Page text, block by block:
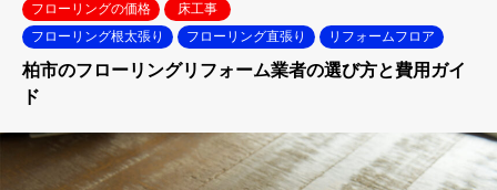
フローリングの価格
床工事
フローリング根太張り
フローリング直張り リフォームフロア
柏市のフローリングリフォーム業者の選び方と費用ガイ
ド